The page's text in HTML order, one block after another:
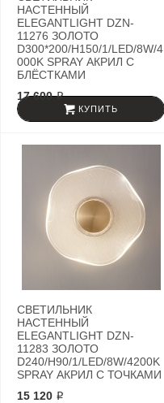
НАСТЕННЫЙ
ELEGANTLIGHT DZN-
11276 ЗОЛОТО
D300*200/H150/1/LED/8W/4
000K SPRAY АКРИЛ С
БЛЁСТКАМИ
17 600 ₽
КУПИТЬ
СВЕТИЛЬНИК
НАСТЕННЫЙ
ELEGANTLIGHT DZN-
11283 ЗОЛОТО
D240/H90/1/LED/8W/4200K
SPRAY АКРИЛ С ТОЧКАМИ
15 120 ₽